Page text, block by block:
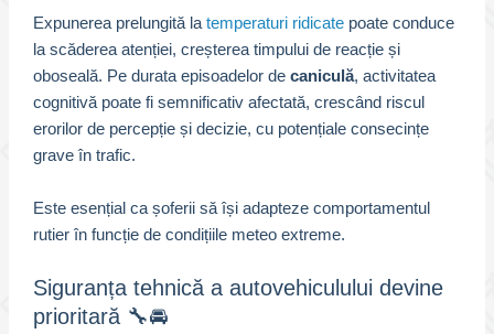
Expunerea prelungită la temperaturi ridicatepoate conduce
la scăderea atenției, creșterea timpului de reacție și
oboseală. Pe durata episoadelor de caniculă, activitatea
cognitivă poate fi semnificativ afectată, crescând riscul
erorilor de percepție și decizie, cu potențiale consecințe
grave în trafic.
Este esențial ca șoferii să își adapteze comportamentul
rutier în funcție de condițiile meteo extreme.
Siguranța tehnică a autovehiculului devine
prioritară 🔧🚘